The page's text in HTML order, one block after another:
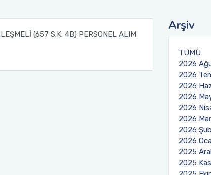
(657 S.K. 4B) PERSONEL ALIM
Arşiv
TÜMÜ
2026
2026
2026
2026
2026
2026
2026
2026
2025
2025